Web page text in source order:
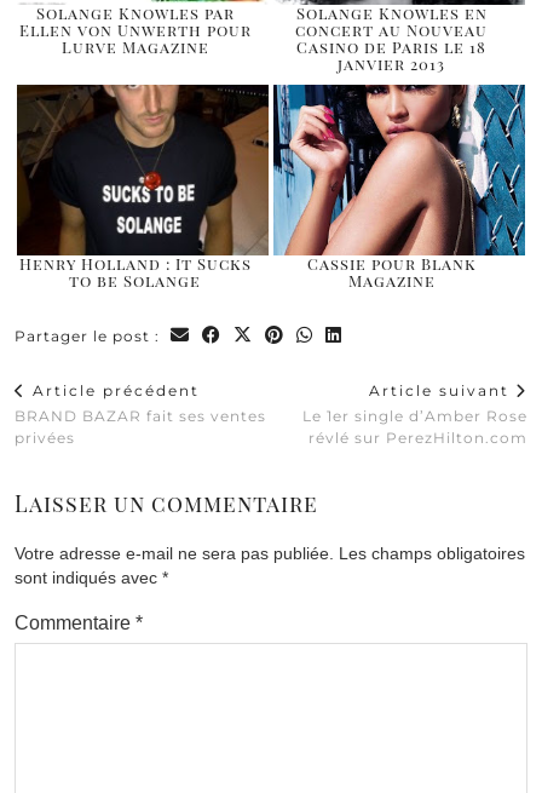
Solange Knowles par
Ellen von Unwerth pour
Lurve Magazine
Solange Knowles en
concert au Nouveau
Casino de Paris le 18
janvier 2013
Henry Holland : It Sucks
to be Solange
Cassie pour Blank
Magazine
Partager le post :
Article précédent
BRAND BAZAR fait ses ventes
privées
Article suivant
Le 1er single d’Amber Rose
révlé sur PerezHilton.com
Laisser un commentaire
Votre adresse e-mail ne sera pas publiée. Les champs obligatoires
sont indiqués avec *
Commentaire *